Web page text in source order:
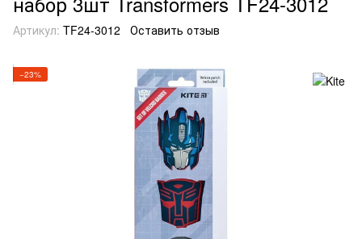
Артикул: TF24-3012 Оставить отзыв
−23%